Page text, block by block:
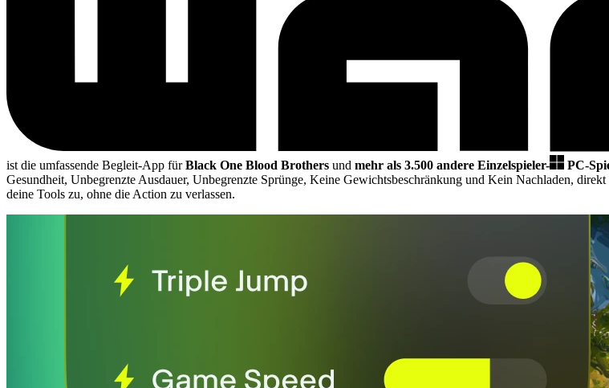
ist die umfassende Begleit-App fürBlack One Blood Brothers und mehr als 3.500 andere Einzelspieler- PC-
Gesundheit, Unbegrenzte Ausdauer, Unbegrenzte Sprünge, Keine Gewichtsbeschränkung und Kein Nachladen, direkt
deine Tools zu, ohne die Action zu verlassen.